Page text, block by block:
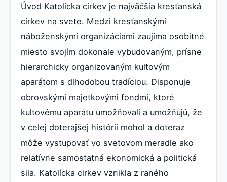
Úvod Katolícka cirkev je najväčšia kresťanská
cirkev na svete. Medzi kresťanskými
náboženskými organizáciami zaujíma osobitné
miesto svojím dokonale vybudovaným, prísne
hierarchicky organizovaným kultovým
aparátom s dlhodobou tradíciou. Disponuje
obrovskými majetkovými fondmi, ktoré
kultovému aparátu umožňovali a umožňujú, že
v celej doterajšej histórii mohol a doteraz
môže vystupovať vo svetovom meradle ako
relatívne samostatná ekonomická a politická
sila. Katolícka cirkev vznikla z raného